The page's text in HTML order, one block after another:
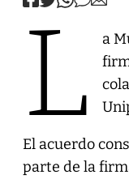
L
a
El acuerdo
parte de la